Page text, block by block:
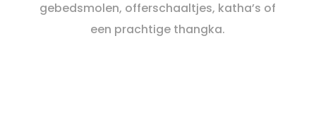
gebedsmolen, offerschaaltjes, katha’s of
een prachtige thangka.